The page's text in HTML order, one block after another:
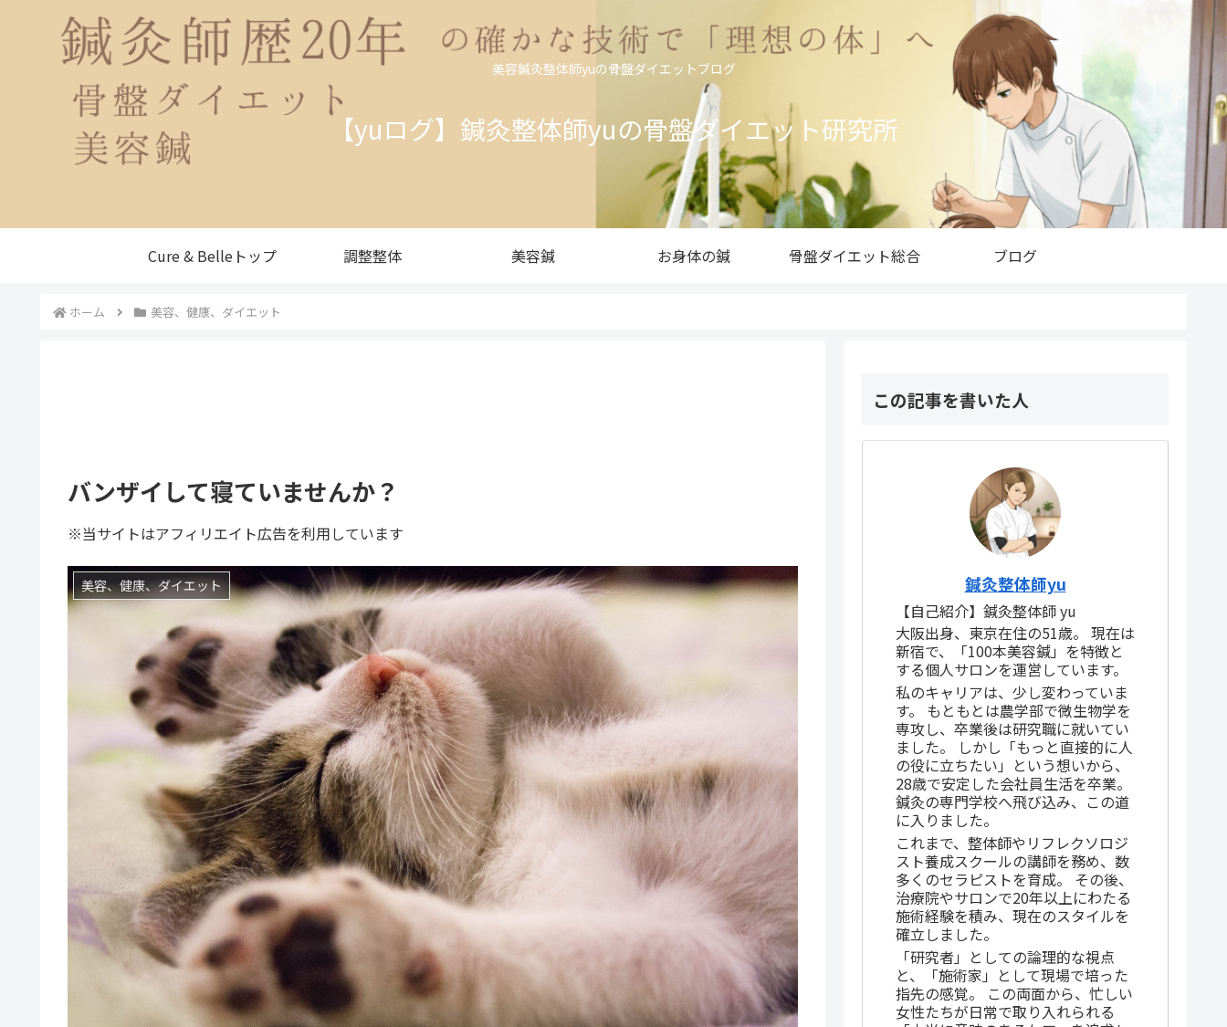
美容鍼灸整体師yuの骨盤ダイエットブログ
【yuログ】鍼灸整体師yuの骨盤ダイエット研究所
Cure & Belleトップ 調整整体 美容鍼 お身体の鍼 骨盤ダイエット総合 ブログ
ホーム 美容、健康、ダイエット
バンザイして寝ていませんか？
※当サイトはアフィリエイト広告を利用しています
美容、健康、ダイエット
この記事を書いた人
鍼灸整体師yu
【自己紹介】鍼灸整体師 yu
大阪出身、東京在住の51歳。 現在は
新宿で、「100本美容鍼」を特徴と
する個人サロンを運営しています。
私のキャリアは、少し変わっていま
す。 もともとは農学部で微生物学を
専攻し、卒業後は研究職に就いてい
ました。 しかし「もっと直接的に人
の役に立ちたい」という想いから、
28歳で安定した会社員生活を卒業。
鍼灸の専門学校へ飛び込み、この道
に入りました。
これまで、整体師やリフレクソロジ
スト養成スクールの講師を務め、数
多くのセラピストを育成。 その後、
治療院やサロンで20年以上にわたる
施術経験を積み、現在のスタイルを
確立しました。
「研究者」としての論理的な視点
と、「施術家」として現場で培った
指先の感覚。 この両面から、忙しい
女性たちが日常で取り入れられる